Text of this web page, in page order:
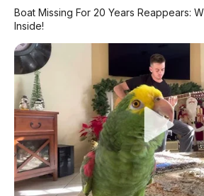
🚐 Volkswagen ID. Buzz Raih
Skor perlindungan dewasa 92%
📑 Info Lengkap Seputar
AP Motor:
🔋 Info Mobil
Boat Missing For 20 Years Reappears:
Inside!